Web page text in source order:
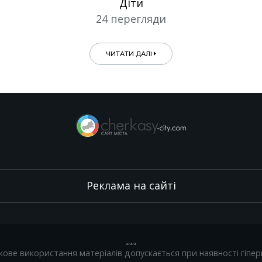
24 перегляди
ЧИТАТИ ДАЛІ
Реклама на сайті
.,.,.
використання матеріалів допускається при наявності